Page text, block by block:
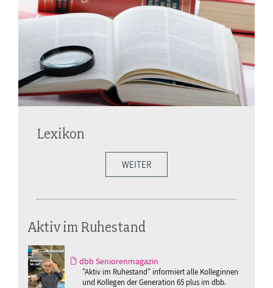
Lexikon
WEITER
Aktiv im Ruhestand
dbb Seniorenmagazin
"Aktiv im Ruhestand" informiert alle Kolleginnen
und Kollegen der Generation 65 plus im dbb.